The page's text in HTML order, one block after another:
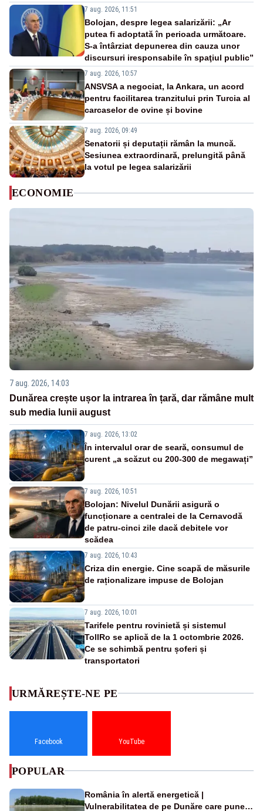
7 aug. 2026, 11:51
Bolojan, despre legea salarizării: „Ar
putea fi adoptată în perioada următoare.
S-a întârziat depunerea din cauza unor
discursuri iresponsabile în spaţiul public”
7 aug. 2026, 10:57
ANSVSA a negociat, la Ankara, un acord
pentru facilitarea tranzitului prin Turcia al
carcaselor de ovine și bovine
7 aug. 2026, 09:49
Senatorii și deputații rămân la muncă.
Sesiunea extraordinară, prelungită până
la votul pe legea salarizării
ECONOMIE
7 aug. 2026, 14:03
Dunărea crește ușor la intrarea în țară, dar rămâne mult
sub media lunii august
7 aug. 2026, 13:02
În intervalul orar de seară, consumul de
curent „a scăzut cu 200-300 de megawați”
7 aug. 2026, 10:51
Bolojan: Nivelul Dunării asigură o
funcționare a centralei de la Cernavodă
de patru-cinci zile dacă debitele vor
scădea
7 aug. 2026, 10:43
Criza din energie. Cine scapă de măsurile
de raționalizare impuse de Bolojan
7 aug. 2026, 10:01
Tarifele pentru rovinietă și sistemul
TollRo se aplică de la 1 octombrie 2026.
Ce se schimbă pentru șoferi și
transportatori
URMĂREȘTE-NE PE
Facebook YouTube
POPULAR
România în alertă energetică |
Vulnerabilitatea de pe Dunăre care pune